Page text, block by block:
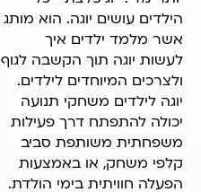
הילדים עושים יוגה. הוא מותג
אשר מלמד ילדים איך
לעשות יוגה תוך הקשבה לגוף
ולצרכים המיוחדים לילדים.
יוגה לילדים משחקי תנועה
יכולה להתפתח דרך פעילות
משפחתית משותפת סביב
קלפי משחק, או באמצעות
הפעלה חוויתית בימי הולדת.